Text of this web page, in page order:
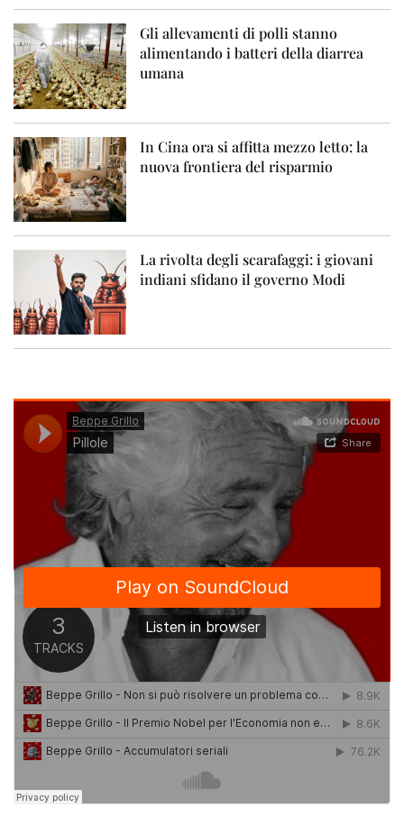
Gli allevamenti di polli stanno
alimentando i batteri della diarrea
umana
In Cina ora si affitta mezzo letto: la
nuova frontiera del risparmio
La rivolta degli scarafaggi: i giovani
indiani sfidano il governo Modi